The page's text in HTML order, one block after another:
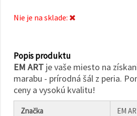
Nastavenia
Nie je na sklade:
Popis produktu
EM ART je vaše miesto na
marabu - prírodná šál z peria.
ceny a vysokú kvalitu!
Značka EM